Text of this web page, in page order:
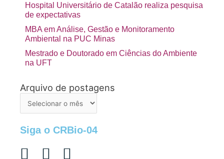
Hospital Universitário de Catalão realiza pesquisa
de expectativas
MBA em Análise, Gestão e Monitoramento
Ambiental na PUC Minas
Mestrado e Doutorado em Ciências do Ambiente
na UFT
Arquivo de postagens
Arquivo
Siga o CRBio-04